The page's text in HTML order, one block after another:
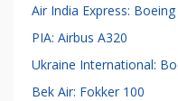
Air India Express:
PIA: Airbus A320
Ukraine International:
Bek Air: Fokker 100